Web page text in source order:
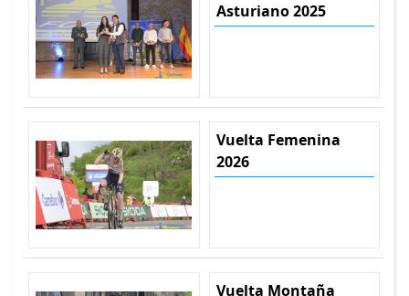
Asturiano 2025
Vuelta Femenina
2026
Vuelta Montaña